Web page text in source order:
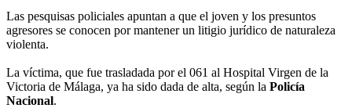
Las pesquisas policiales apuntan a que el joven y los presuntos
agresores se conocen por mantener un litigio jurídico de naturaleza
violenta.
La víctima, que fue trasladada por el 061 al Hospital Virgen de la
Victoria de Málaga, ya ha sido dada de alta, según la Policía
Nacional.